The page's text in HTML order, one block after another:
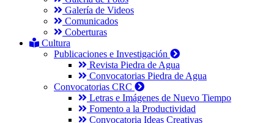
Galería de Videos
Comunicados
Coberturas
Cultura
Publicaciones e Investigación
Revista Piedra de Agua
Convocatorias Piedra de Agua
Convocatorias CRC
Letras e Imágenes de Nuevo Tiempo
Fomento a la Productividad
Convocatoria Ideas Creativas